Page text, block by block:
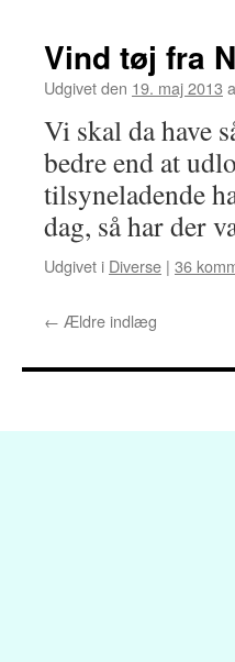
Vind tøj fra
Udgivet den 19. maj 2013
Vi skal da have
bedre end at
tilsyneladende
dag, så har der
Udgivet i Diverse | 36
← Ældre indlæg